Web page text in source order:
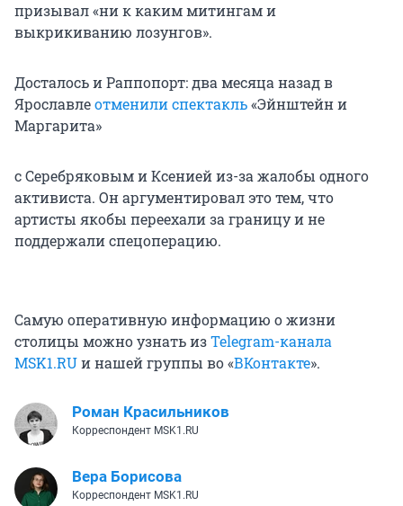
призывал «ни к каким митингам и
выкрикиванию лозунгов».
Досталось и Раппопорт: два месяца назад в
Ярославлеотменили спектакль«Эйнштейн и
Маргарита»
с Серебряковым и Ксенией из-за жалобы одного
активиста. Он аргументировал это тем, что
артисты якобы переехали за границу и не
поддержали спецоперацию.
Самую оперативную информацию о жизни
столицы можно узнать изTelegram-канала
MSK1.RUи нашей группы во «ВКонтакте».
Роман Красильников
Корреспондент MSK1.RU
Вера Борисова
Корреспондент MSK1.RU